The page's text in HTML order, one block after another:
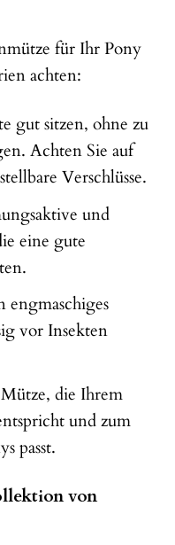
für Ihr Pony
achten:
gut sitzen, ohne zu
Achten Sie auf
Verschlüsse.
und
eine gute
engmaschiges
vor Insekten
die Ihrem
und zum
passt.
von